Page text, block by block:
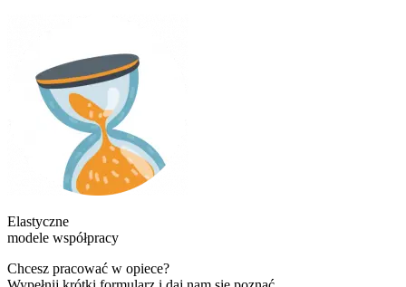
Elastyczne
modele współpracy
Chcesz pracować w opiece?